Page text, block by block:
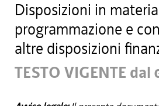
Disposizioni in
programmazione e
altre disposizioni
TESTO VIGENTE